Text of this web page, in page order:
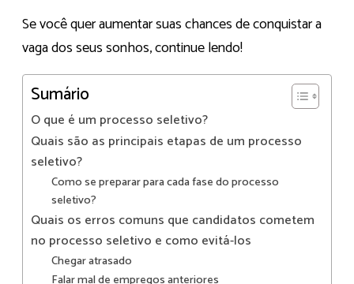
Se você quer aumentar suas chances de conquistar a
vaga dos seus sonhos, continue lendo!
Sumário
O que é um processo seletivo?
Quais são as principais etapas de um processo
seletivo?
Como se preparar para cada fase do processo
seletivo?
Quais os erros comuns que candidatos cometem
no processo seletivo e como evitá-los
Chegar atrasado
Falar mal de empregos anteriores